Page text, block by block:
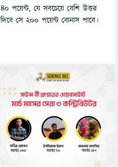
৪০ পয়েন্ট, যে সবচেয়ে বেশি উত্তর
দিবে সে ২০০ পয়েন্ট বোনাস পাবে।